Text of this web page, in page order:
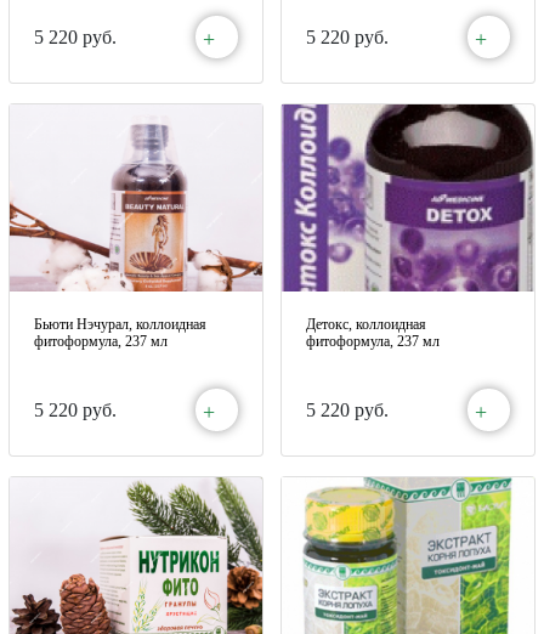
5 220 руб. + 5 220 руб. +
Бьюти Нэчурал, коллоидная
фитоформула, 237 мл
5 220 руб. +
Детокс, коллоидная
фитоформула, 237 мл
5 220 руб. +